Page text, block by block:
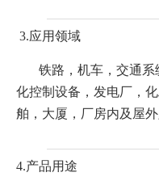
3.应用领域
铁路，机车，交通
化控制设备，发电厂，
舶，大厦，厂房内及屋
4.产品用途